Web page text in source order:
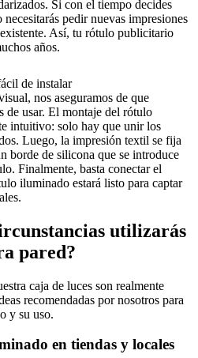
Si con el tiempo decides
pedir nuevas impresiones
Así, tu rótulo publicitario
años.
de instalar
nos aseguramos de que
de usar. El montaje del rótulo
intuitivo: solo hay que unir los
Luego, la impresión textil se fija
borde de silicona que se introduce
Finalmente, basta conectar el
iluminado estará listo para captar
utilizarás
pared?
caja de luces son realmente
recomendadas por nosotros para
y su uso.
en tiendas y locales